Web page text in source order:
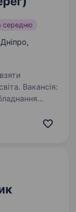
середню
Дніпро,